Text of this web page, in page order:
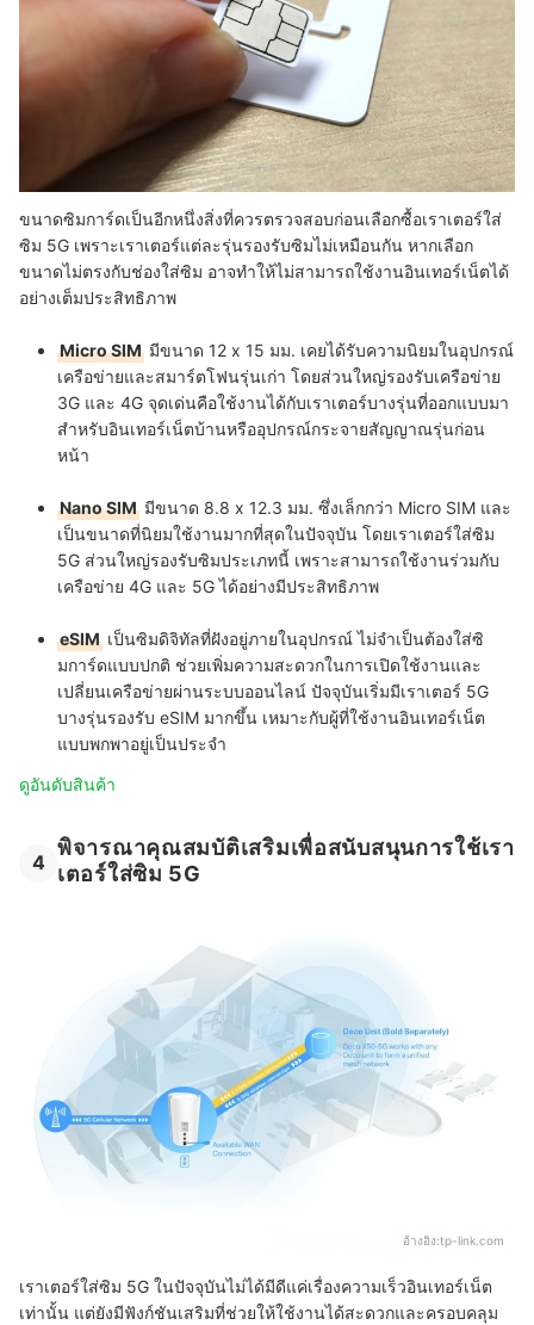
ขนาดซิมการ์ดเป็นอีกหนึ่งสิ่งที่ควรตรวจสอบก่อนเลือกซื้อเราเตอร์ใส่
ซิม 5G เพราะเราเตอร์แต่ละรุ่นรองรับซิมไม่เหมือนกัน หากเลือก
ขนาดไม่ตรงกับช่องใส่ซิม อาจทำให้ไม่สามารถใช้งานอินเทอร์เน็ตได้
อย่างเต็มประสิทธิภาพ
Micro SIM มีขนาด 12 x 15 มม. เคยได้รับความนิยมในอุปกรณ์
เครือข่ายและสมาร์ตโฟนรุ่นเก่า โดยส่วนใหญ่รองรับเครือข่าย
3G และ 4G จุดเด่นคือใช้งานได้กับเราเตอร์บางรุ่นที่ออกแบบมา
สำหรับอินเทอร์เน็ตบ้านหรืออุปกรณ์กระจายสัญญาณรุ่นก่อน
หน้า
Nano SIM มีขนาด 8.8 x 12.3 มม. ซึ่งเล็กกว่า Micro SIM และ
เป็นขนาดที่นิยมใช้งานมากที่สุดในปัจจุบัน โดยเราเตอร์ใส่ซิม
5G ส่วนใหญ่รองรับซิมประเภทนี้ เพราะสามารถใช้งานร่วมกับ
เครือข่าย 4G และ 5G ได้อย่างมีประสิทธิภาพ
eSIM เป็นซิมดิจิทัลที่ฝังอยู่ภายในอุปกรณ์ ไม่จำเป็นต้องใส่ซิ
มการ์ดแบบปกติ ช่วยเพิ่มความสะดวกในการเปิดใช้งานและ
เปลี่ยนเครือข่ายผ่านระบบออนไลน์ ปัจจุบันเริ่มมีเราเตอร์ 5G
บางรุ่นรองรับ eSIM มากขึ้น เหมาะกับผู้ที่ใช้งานอินเทอร์เน็ต
แบบพกพาอยู่เป็นประจำ
ดูอันดับสินค้า
4
พิจารณาคุณสมบัติเสริมเพื่อสนับสนุนการใช้เรา
เตอร์ใส่ซิม 5G
อ้างอิง:tp-link.com
เราเตอร์ใส่ซิม 5G ในปัจจุบันไม่ได้มีดีแค่เรื่องความเร็วอินเทอร์เน็ต
เท่านั้น แต่ยังมีฟังก์ชันเสริมที่ช่วยให้ใช้งานได้สะดวกและครอบคลุม